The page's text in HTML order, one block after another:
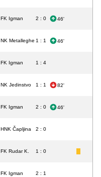
FK Igman 2 : 0 46'
NK Metalleghe 1 : 1 46'
FK Igman 1 : 4
NK Jedinstvo 1 : 1 82'
FK Igman 2 : 0 46'
HNK Čapljina 2 : 0
FK Rudar K. 1 : 0
FK Igman 2 : 1